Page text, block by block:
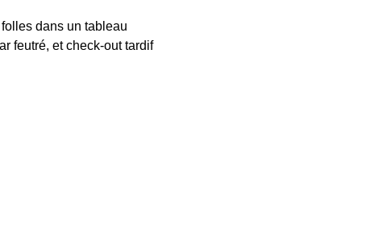
dans un tableau
feutré, et check-out tardif